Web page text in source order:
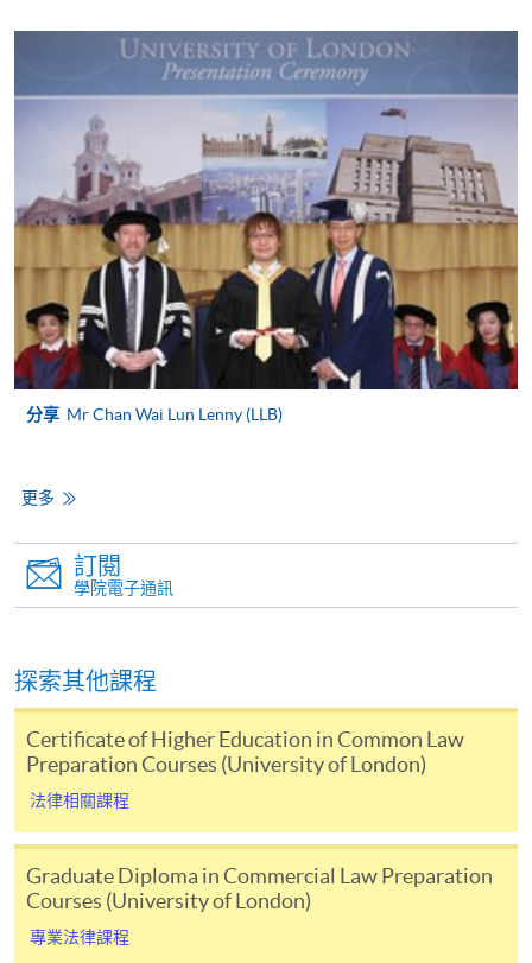
1122，電子郵件：londonu@hkuspace.hku.hk)
倫敦大學費用
學生在提出申請時直接向倫敦大學支付不可退還的申
請費，並在完成註冊後支付註冊費。每個模組需支付
單獨的模組費，每次考試需支付考試費。如需詳細資
訊和更新：
https://www.london.ac.uk/sites/default/files/fee-
schedule-laws-ug-2026-27.pdf
(2026/
[註3]
報名參加香港現場舉行的倫敦大學考試時，需向香港考試及評鑑局
行政管理費。
考試
每個學年有 2 個考試期 - 5 月/6 月和 10 月。在 5 月/6
月考試中，學生在第一年的學習中最多可以參加 4 次考
考試大綱由倫敦大學在其法律章程中列出。 當您收到
法學學士學位的錄取通知書時，也會向您提供詳細資
訊。通常，香港本地考試的報名應透過負責管理倫敦
大學考試的香港考試及評鑑局進行。
分享 Mr Chan Wai Lun Lenny (LLB)
更多
訂閱
學院電子通訊
探索其他課程
Certificate of Higher Education in Common Law
Preparation Courses (University of London)
法律相關課程
Graduate Diploma in Commercial Law Preparation
Courses (University of London)
專業法律課程